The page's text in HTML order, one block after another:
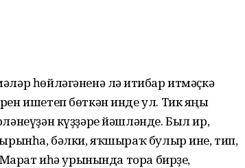
һөйләгәненә лә иғтибар итмәҫкә
ишетеп бөткән инде ул. Тик яңы
күҙҙәре йәшләнде. Был ир,
бәлки, яҡшыраҡ булыр ине, тип,
иһә урынында тора бирҙе,